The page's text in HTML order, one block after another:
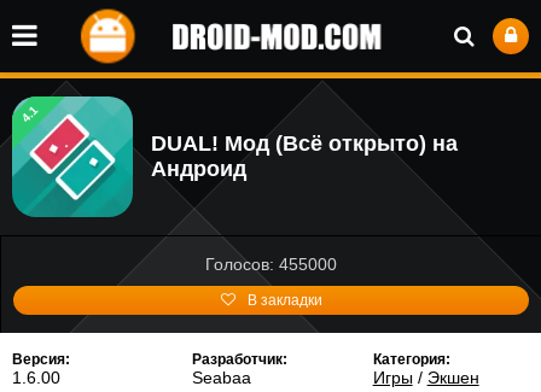
4.1
DUAL! Мод (Всё открыто) на
Андроид
Голосов: 455000
В закладки
Версия:
1.6.00
Разработчик:
Seabaa
Категория:
Игры/ Экшен